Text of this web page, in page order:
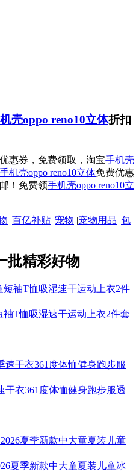
壳oppo reno10立体折扣
惠券，免费领取，淘宝手机壳
手机壳oppo reno10立体免费优惠
！免费领手机壳oppo reno10立
|百亿补贴 |宠物 |宠物用品 |包
批精彩好物
T恤吸湿速干运动上衣2件套
干衣361度体恤健身跑步服透
夏季新款中大童夏装儿童冰